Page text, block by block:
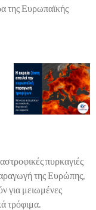
της Ευρωπαϊκής
πυρκαγιές
της Ευρώπης,
για μειωμένες
τρόφιμα.